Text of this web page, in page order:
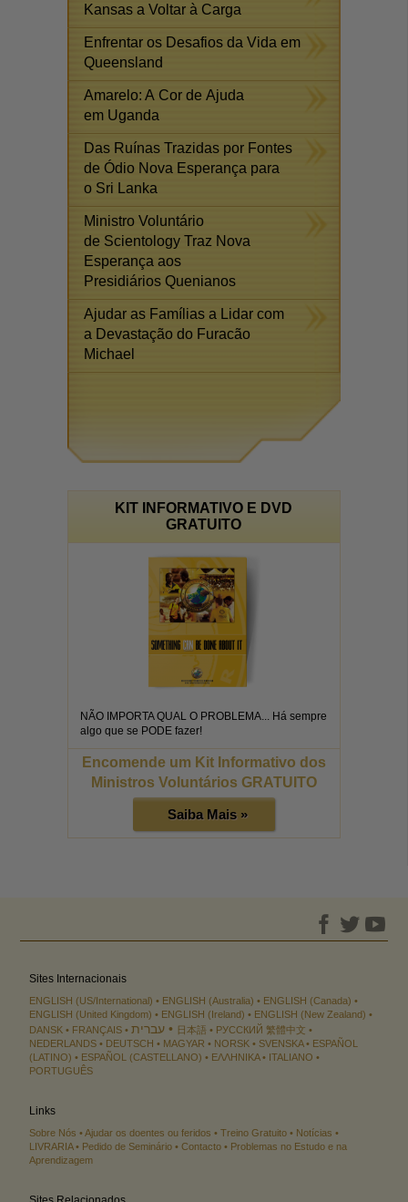
Kansas a Voltar à Carga
Enfrentar os Desafios da Vida em
Queensland
Amarelo: A Cor de Ajuda
em Uganda
Das Ruínas Trazidas por Fontes
de Ódio Nova Esperança para
o Sri Lanka
Ministro Voluntário
de Scientology Traz Nova
Esperança aos
Presidiários Quenianos
Ajudar as Famílias a Lidar com
a Devastação do Furacão
Michael
KIT INFORMATIVO E DVD
GRATUITO
NÃO IMPORTA QUAL O PROBLEMA... Há sempre
algo que se PODE fazer!
Encomende um Kit Informativo dos
Ministros Voluntários GRATUITO
Saiba Mais »
Sites Internacionais
ENGLISH (US/International) ENGLISH (Australia)
ENGLISH (Canada)
ENGLISH (United Kingdom)
ENGLISH (Ireland)
ENGLISH (New Zealand)
DANSK
FRANÇAIS עברית 日本語 РУССКИЙ 繁體中文
NEDERLANDS
DEUTSCH MAGYAR NORSK SVENSKA
ESPAÑOL
(LATINO)
ESPAÑOL (CASTELLANO) ΕΛΛΗΝΙΚA
ITALIANO
PORTUGUÊS
Links
Sobre Nós Ajudar os doentes ou feridos Treino Gratuito
Notícias
LIVRARIA
Pedido de Seminário Contacto
Problemas no Estudo e na
Aprendizagem